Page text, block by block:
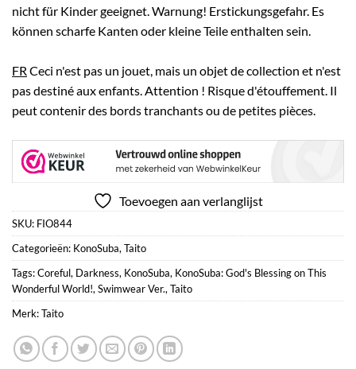
nicht für Kinder geeignet. Warnung! Erstickungsgefahr. Es
können scharfe Kanten oder kleine Teile enthalten sein.
FR Ceci n'est pas un jouet, mais un objet de collection et n'est
pas destiné aux enfants. Attention ! Risque d'étouffement. Il
peut contenir des bords tranchants ou de petites pièces.
Toevoegen aan verlanglijst
SKU: FIO844
Categorieën: KonoSuba, Taito
Tags:Coreful, Darkness, KonoSuba, KonoSuba: God's Blessing on This
Wonderful World!, Swimwear Ver., Taito
Merk:Taito